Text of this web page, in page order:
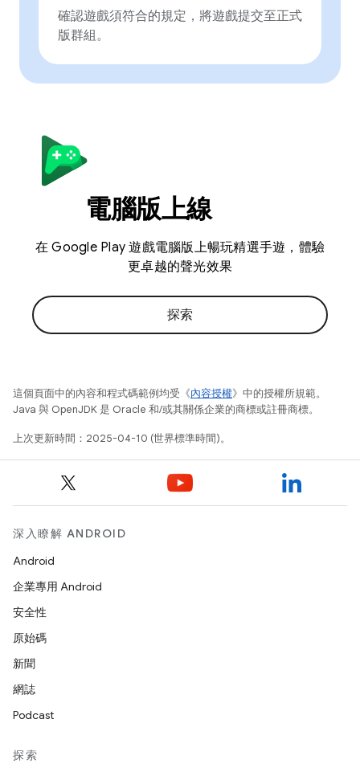
確認遊戲須符合的規定，將遊戲提交至正式
版群組。
電腦版上線
在 Google Play 遊戲電腦版上暢玩精選手遊，體驗
更卓越的聲光效果
探索
這個頁面中的內容和程式碼範例均受《內容授權》中的授權所規範。
Java 與 OpenJDK 是 Oracle 和/或其關係企業的商標或註冊商標。
上次更新時間：2025-04-10 (世界標準時間)。
深入瞭解 ANDROID
Android
企業專用 Android
安全性
原始碼
新聞
網誌
Podcast
探索